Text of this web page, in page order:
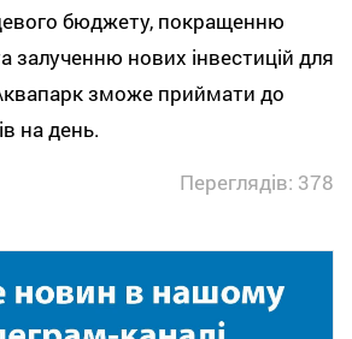
бюджету, покращенню
залученню нових інвестицій для
зможе приймати до
на день.
Переглядів: 378